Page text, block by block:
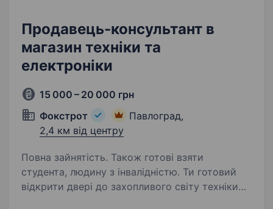
Продавець-консультант в
магазин техніки та
електроніки
15 000 – 20 000 грн
Фокстрот
Павлоград,
2,4 км від центру
Повна зайнятість. Також готові взяти
студента, людину з інвалідністю. Ти готовий
відкрити двері до захопливого світу техніки